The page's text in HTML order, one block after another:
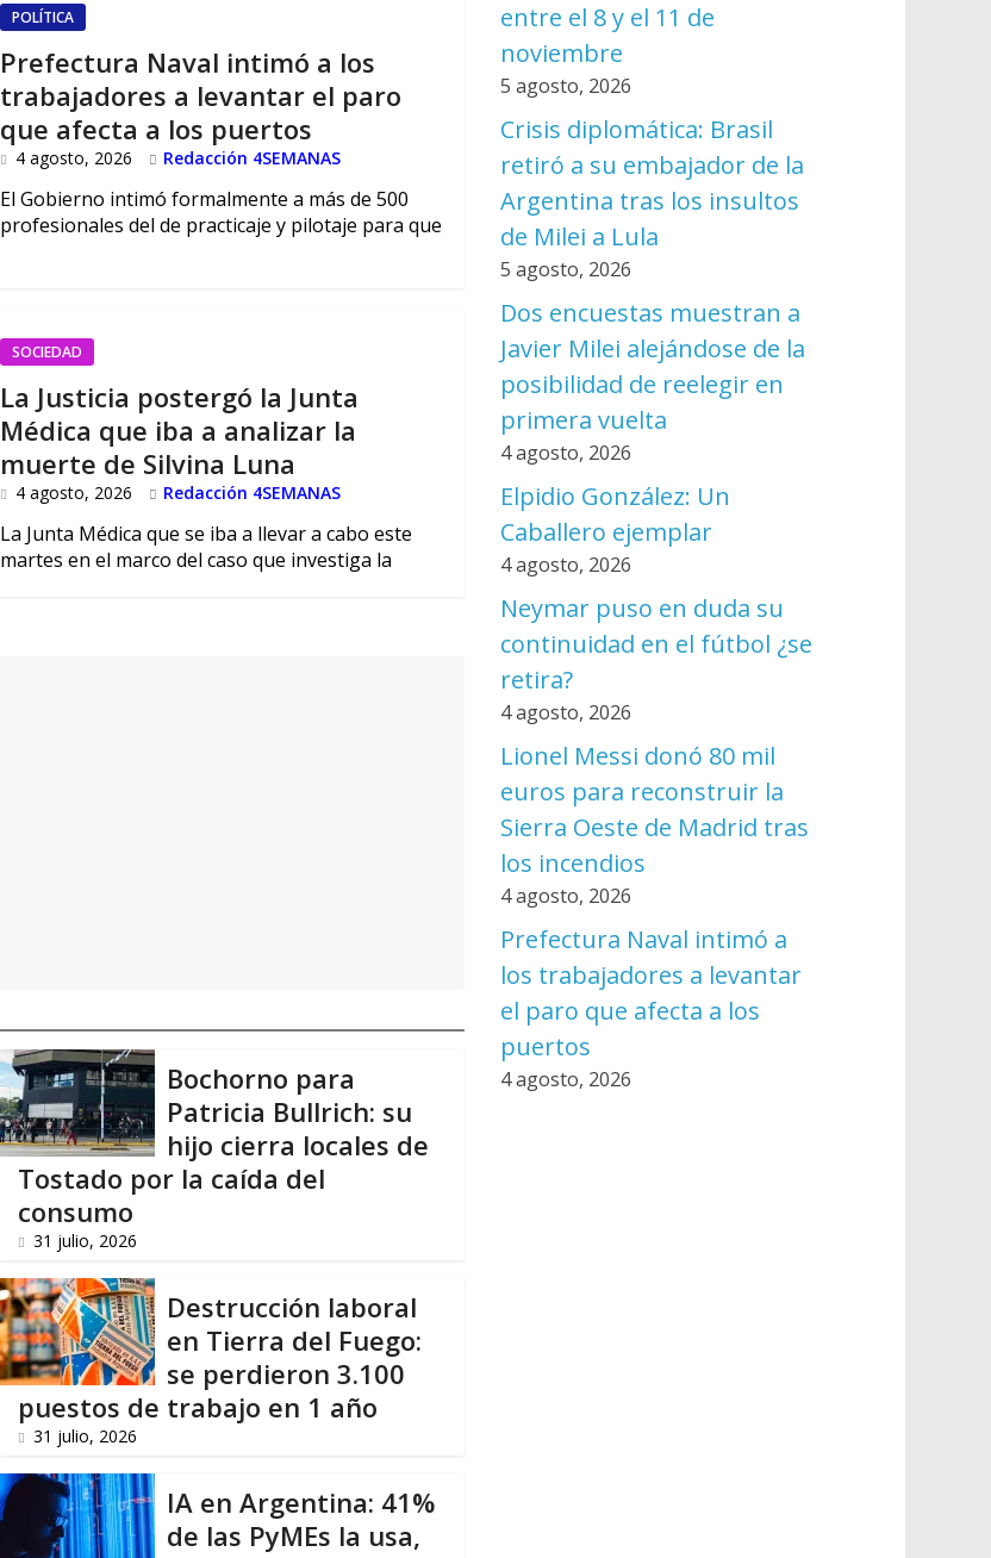
POLÍTICA
Prefectura Naval intimó a los
trabajadores a levantar el paro
que afecta a los puertos
4 agosto, 2026 Redacción 4SEMANAS
El Gobierno intimó formalmente a más de 500
profesionales del de practicaje y pilotaje para que
SOCIEDAD
La Justicia postergó la Junta
Médica que iba a analizar la
muerte de Silvina Luna
4 agosto, 2026 Redacción 4SEMANAS
La Junta Médica que se iba a llevar a cabo este
martes en el marco del caso que investiga la
Bochorno para
Patricia Bullrich: su
hijo cierra locales de
Tostado por la caída del
consumo
31 julio, 2026
Destrucción laboral
en Tierra del Fuego:
se perdieron 3.100
puestos de trabajo en 1 año
31 julio, 2026
IA en Argentina: 41%
de las PyMEs la usa,
entre el 8 y el 11 de
noviembre
5 agosto, 2026
Crisis diplomática: Brasil
retiró a su embajador de la
Argentina tras los insultos
de Milei a Lula
5 agosto, 2026
Dos encuestas muestran a
Javier Milei alejándose de la
posibilidad de reelegir en
primera vuelta
4 agosto, 2026
Elpidio González: Un
Caballero ejemplar
4 agosto, 2026
Neymar puso en duda su
continuidad en el fútbol ¿se
retira?
4 agosto, 2026
Lionel Messi donó 80 mil
euros para reconstruir la
Sierra Oeste de Madrid tras
los incendios
4 agosto, 2026
Prefectura Naval intimó a
los trabajadores a levantar
el paro que afecta a los
puertos
4 agosto, 2026